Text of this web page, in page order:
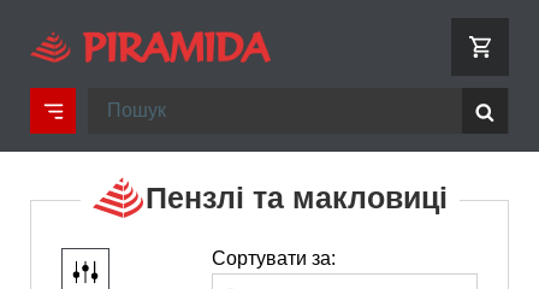
Пензлі та макловиці
Сортувати за: